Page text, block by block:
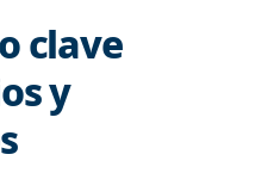
clave
y